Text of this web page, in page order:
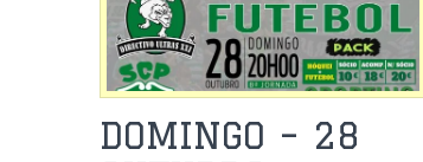
DOMINGO – 28